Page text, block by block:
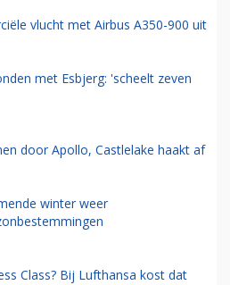
vlucht met Airbus A350-900 uit
met Esbjerg: 'scheelt zeven
door Apollo, Castlelake haakt af
winter weer
Class? Bij Lufthansa kost dat